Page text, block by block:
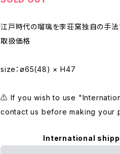
江戸時代の瑠璃を李荘窯独自の手法
取扱価格
size：ø65(48) × H47
⚠️ If you wish to use
contact us before making your
International